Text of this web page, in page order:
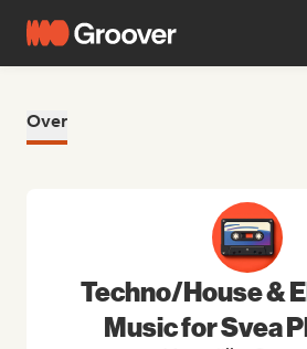
Over
Techno/House &
Music for Svea